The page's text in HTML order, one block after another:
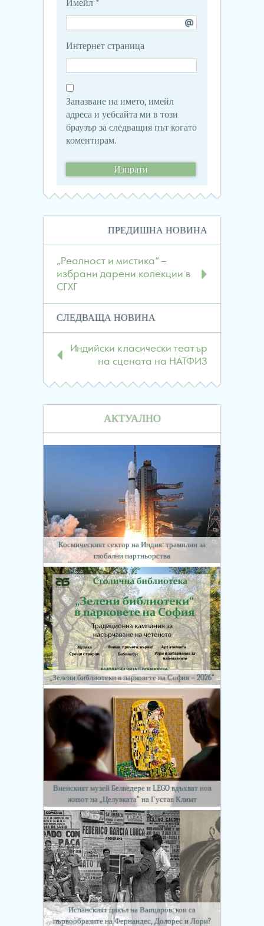
Имейл *
Интернет страница
Запазване на името, имейл
адреса и уебсайта ми в този
браузър за следващия път когато
коментирам.
Навигация
в
публикациите
ПРЕДИШНА НОВИНА
„Реалност и мистика“ –
избрани дарени колекции в
СГХГ
СЛЕДВАЩА НОВИНА
Индийски класически театър
на сцената на НАТФИЗ
АКТУАЛНО
Космическият сектор на Индия: трамплин за
глобални партньорства
„Зелени библиотеки в парковете на София – 2026“
Виенският музей Белведере и LEGO вдъхват нов
живот на „Целувката“ на Густав Климт
Испанският цикъл на Вапцаров: кои са
първообразите на Фернандес, Долорес и Лори?